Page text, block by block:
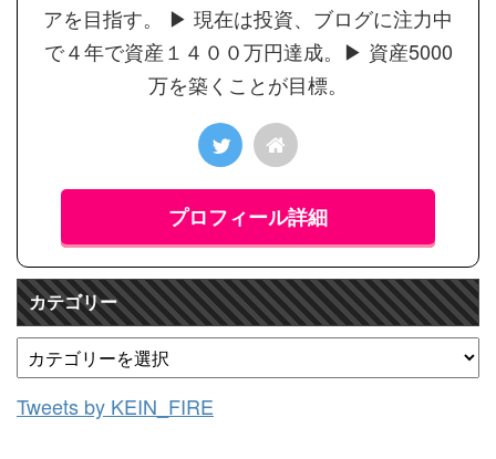
アを目指す。 ▶︎ 現在は投資、ブログに注力中
で４年で資産１４００万円達成。▶︎ 資産5000
万を築くことが目標。
プロフィール詳細
カテゴリー
Tweets by KEIN_FIRE